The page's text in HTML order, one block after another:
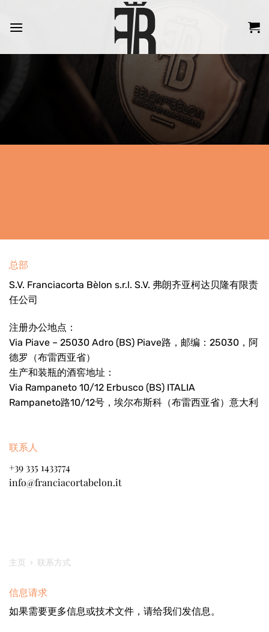
容
总部
S.V. Franciacorta Bèlon s.r.l. S.V. 弗朗齐亚柯达贝隆有限责
任公司
注册办公地点：
Via Piave – 25030 Adro (BS) Piave路，邮编：25030，阿
德罗（布雷西亚省）
生产和装瓶的酒窖地址：
Via Rampaneto 10/12 Erbusco (BS) ITALIA
Rampaneto路10/12号，埃尔布斯科（布雷西亚省）意大利
联系人
+39 335 1433774
info@franciacortabelon.it
主页 › 联系方式
信息请求
如果需要更多信息或技术文件，请给我们发信息。